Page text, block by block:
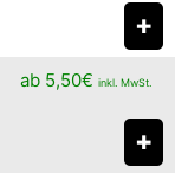
✚
ab 5,50€ inkl. MwSt.
✚